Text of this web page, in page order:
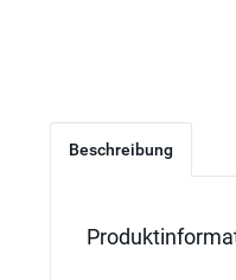
Beschreibung